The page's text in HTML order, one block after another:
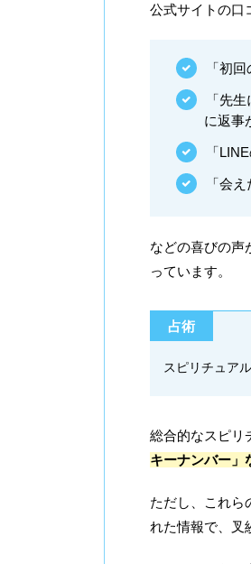
公式サイトの口
「初
「先
に返事
「
「会
などの喜びの声
っています。
占術
スピリチュア
総合的なスピリ
キーナンバー」
ただし、これら
れた情報で、叉